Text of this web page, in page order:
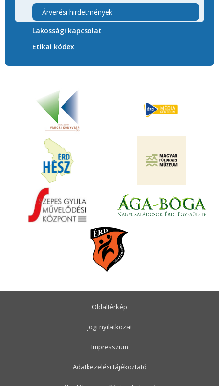
Árverési hirdetmények
Lakossági kapcsolat
Etikai kódex
Oldaltérkép
Jogi nyilatkozat
Impresszum
Adatkezelési tájékoztató